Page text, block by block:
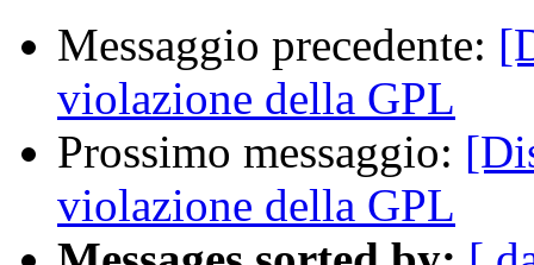
Messaggio precedente:
violazione della GPL
Prossimo messaggio:
violazione della GPL